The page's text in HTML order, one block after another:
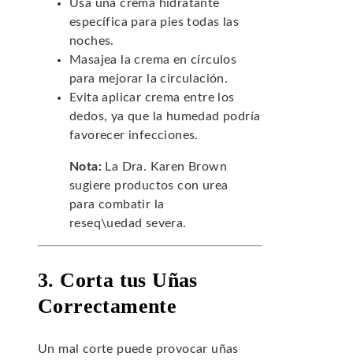
Usa una crema hidratante
específica para pies todas las
noches.
Masajea la crema en círculos
para mejorar la circulación.
Evita aplicar crema entre los
dedos, ya que la humedad podría
favorecer infecciones.
Nota: La Dra. Karen Brown
sugiere productos con urea
para combatir la
reseq\uedad severa.
3. Corta tus Uñas
Correctamente
Un mal corte puede provocar uñas